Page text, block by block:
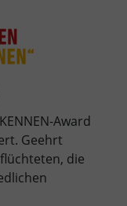
Award
Geehrt
die